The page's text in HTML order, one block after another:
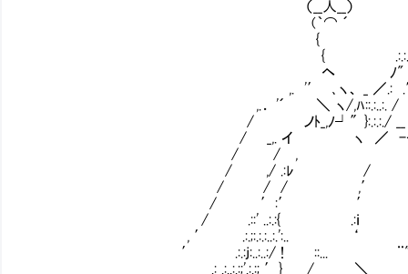
（__人__）
(｀⌒ ´ | 血液洗浄するだけ
{
{ .:.:.ト
ヘ ﾉ" } ｀ ､
,. '′ ､ヽ、 _ ／.: .′ `
,.． '´ ＼ ヽ/,ﾊ::.:..:. / ｀ ｰ- ､
/ ノﾄ_,ﾉ┘″}:.:.:./ __ -─… ヽ
/ _,. イ ヽ ／ -‐ '/////
/ / , ､ '////:}||ｌ
/ ,/ .:ﾚ / ヽ ‘.///}||
/ / / ,′ ,::.. V//}||
/ ′:′ ′ /;ﾊ:.:. ∨/||
/ .::' ..:.:{ .:ｉ ..:.:.:/:.:..:ﾍ
, ′ .:.;:.:.:..:.':.. ‘ ...:..:.:.:.／
′ .:.:j:..:..:/ ! ::... ¨"´ ..:..:.／
.: .:..:.:;'.:.:; ′} / ＼ .:..:..: